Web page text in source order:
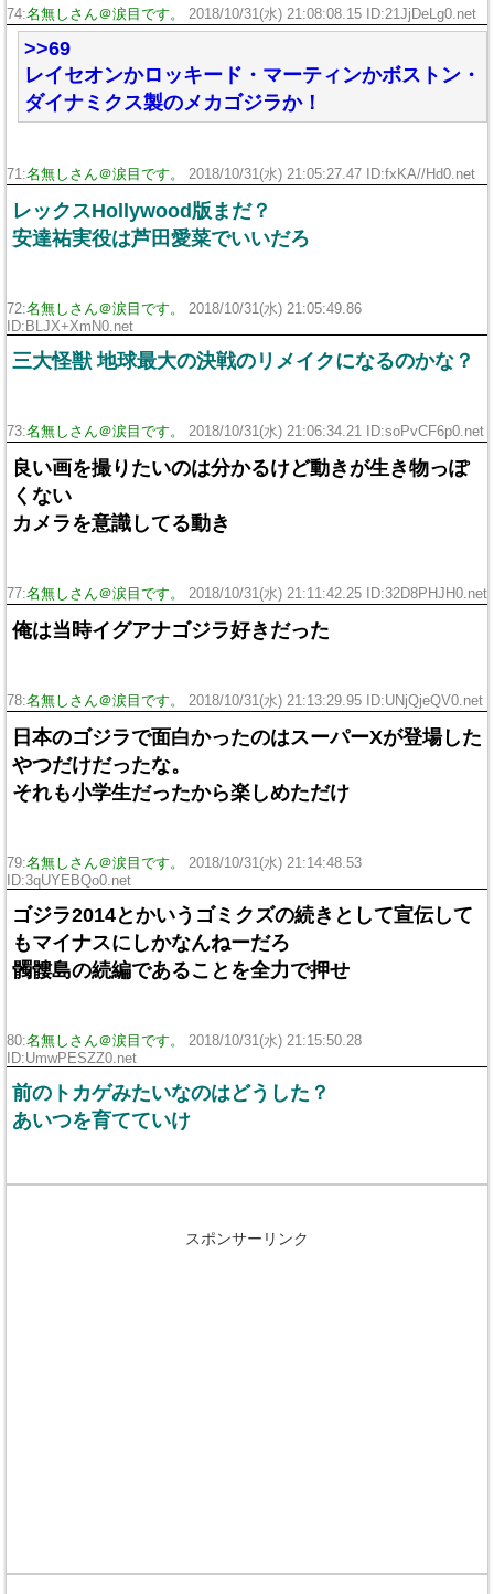
74:名無しさん＠涙目です。 2018/10/31(水) 21:08:08.15 ID:21JjDeLg0.net
>>69
レイセオンかロッキード・マーティンかボストン・
ダイナミクス製のメカゴジラか！
71:名無しさん＠涙目です。 2018/10/31(水) 21:05:27.47 ID:fxKA//Hd0.net
レックスHollywood版まだ？
安達祐実役は芦田愛菜でいいだろ
72:名無しさん＠涙目です。
2018/10/31(水) 21:05:49.86
ID:BLJX+XmN0.net
三大怪獣 地球最大の決戦のリメイクになるのかな？
73:名無しさん＠涙目です。 2018/10/31(水) 21:06:34.21 ID:soPvCF6p0.net
良い画を撮りたいのは分かるけど動きが生き物っぽ
くない
カメラを意識してる動き
77:名無しさん＠涙目です。 2018/10/31(水) 21:11:42.25 ID:32D8PHJH0.net
俺は当時イグアナゴジラ好きだった
78:名無しさん＠涙目です。 2018/10/31(水) 21:13:29.95 ID:UNjQjeQV0.net
日本のゴジラで面白かったのはスーパーXが登場した
やつだけだったな。
それも小学生だったから楽しめただけ
79:名無しさん＠涙目です。
2018/10/31(水) 21:14:48.53
ID:3qUYEBQo0.net
ゴジラ2014とかいうゴミクズの続きとして宣伝して
もマイナスにしかなんねーだろ
髑髏島の続編であることを全力で押せ
80:名無しさん＠涙目です。
2018/10/31(水) 21:15:50.28
ID:UmwPESZZ0.net
前のトカゲみたいなのはどうした？
あいつを育てていけ
スポンサーリンク